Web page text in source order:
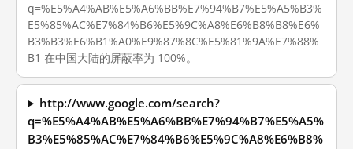
q=%E5%A4%AB%E5%A6%BB%E7%94%B7%E5%A5%B3%
E5%85%AC%E7%84%B6%E5%9C%A8%E6%B8%B8%E6%
B3%B3%E6%B1%A0%E9%87%8C%E5%81%9A%E7%88%
B1 在中国大陆的屏蔽率为 100%。
http://www.google.com/search?
q=%E5%A4%AB%E5%A6%BB%E7%94%B7%E5%A5%
B3%E5%85%AC%E7%84%B6%E5%9C%A8%E6%B8%